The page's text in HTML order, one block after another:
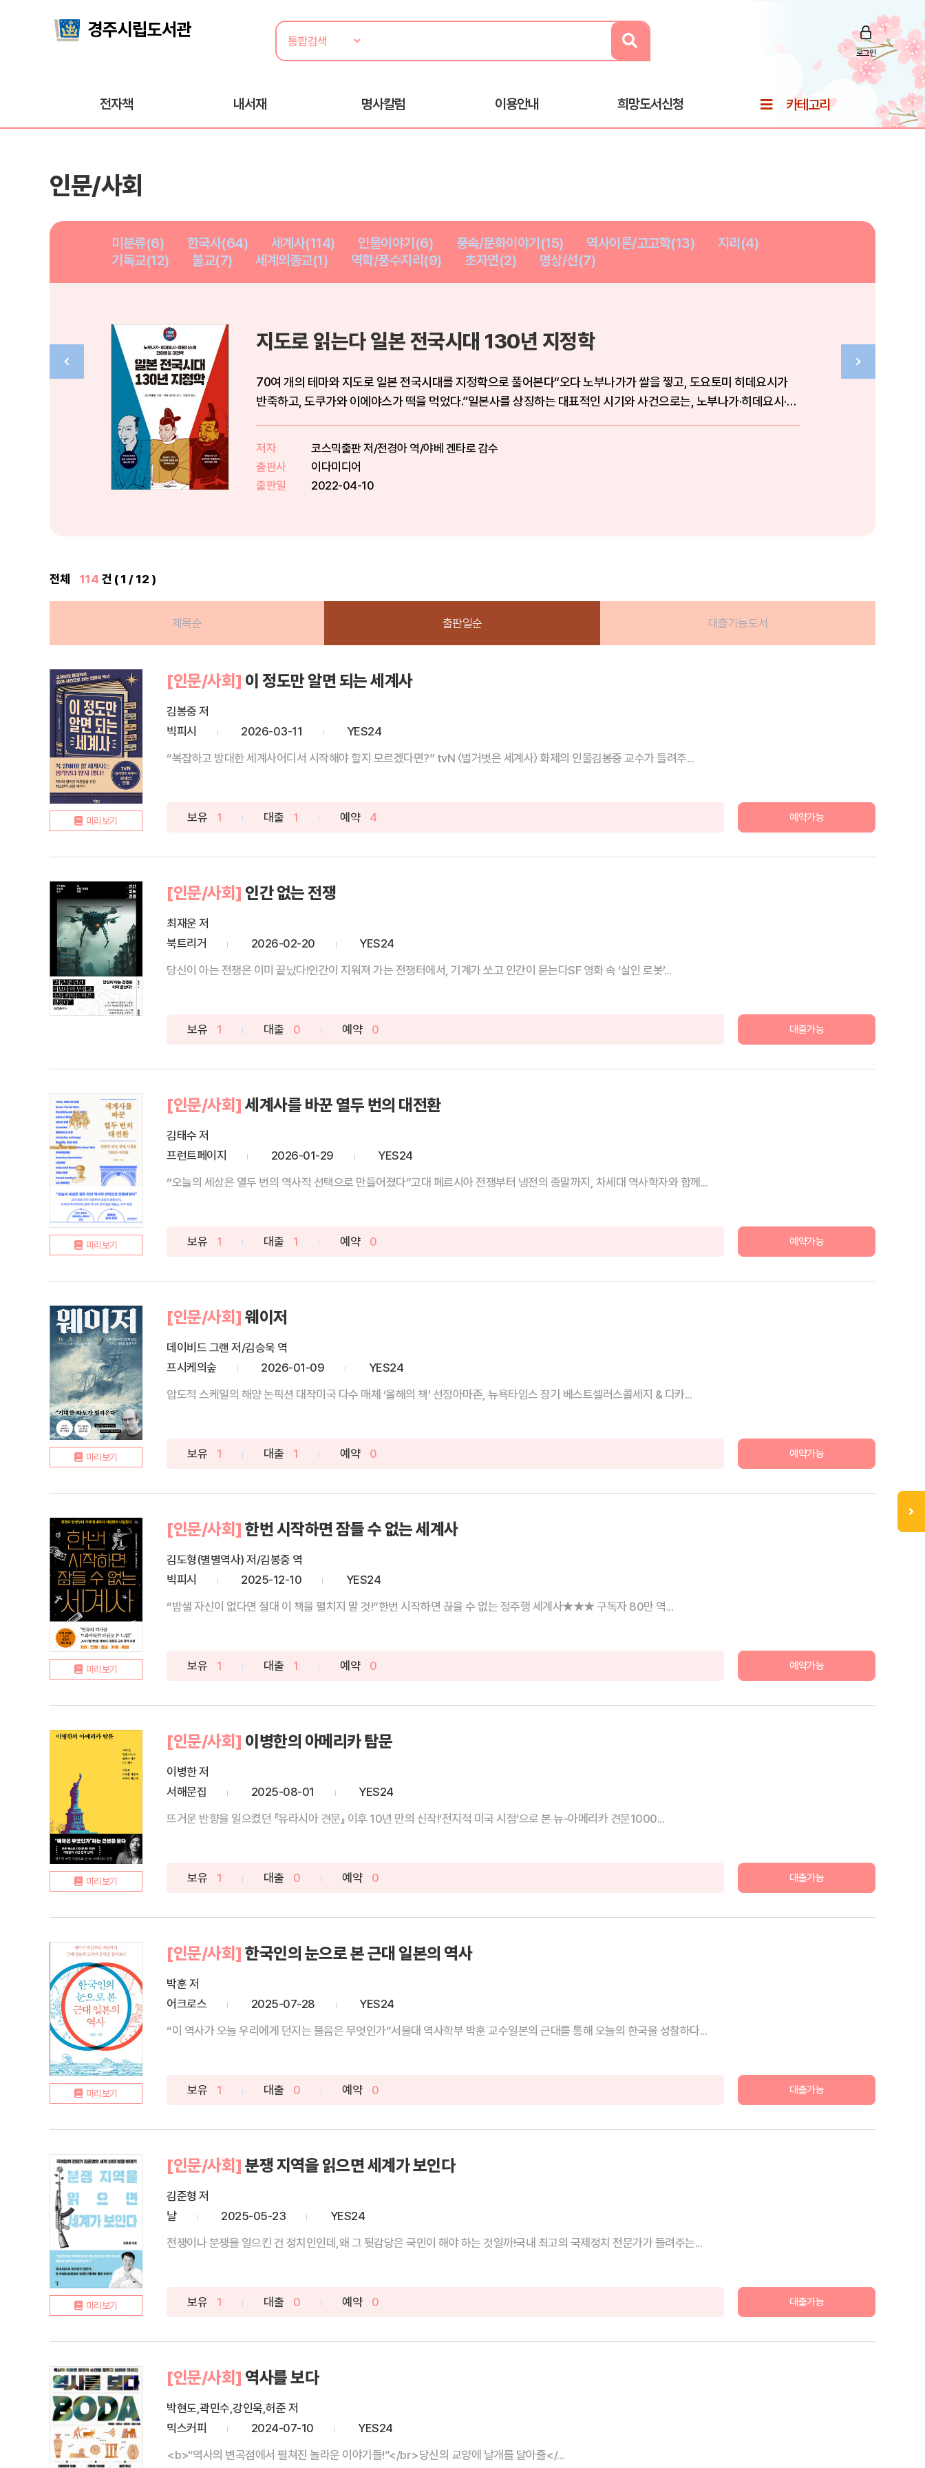
로그인
전자책 내서재 명사칼럼 이용안내 희망도서신청 카테고리
인문/사회
미분류(6) 한국사(64) 세계사(114) 인물이야기(6) 풍속/문화이야기(15) 역사이론/고고학(13)
지리(4)
기독교(12)
불교(7) 세계의종교(1) 역학/풍수지리(9) 초자연(2) 명상/선(7)
지도로 읽는다 일본 전국시대 130년 지정학
70여 개의 테마와 지도로 일본 전국시대를 지정학으로 풀어본다“오다 노부나가가 쌀을 찧고, 도요토미 히데요시가
반죽하고, 도쿠가와 이에야스가 떡을 먹었다.”일본사를 상징하는 대표적인 시기와 사건으로는, 노부나가·히데요시·이
저자
코스믹출판 저/전경아 역/야베 겐타로 감수
출판사
이다미디어
출판일
2022-04-10
전체 114 건 ( 1 / 12 )
제목순 출판일순 대출가능도서
미리보기
[인문/사회] 이 정도만 알면 되는 세계사
김봉중 저
빅피시
2026-03-11
YES24
“복잡하고 방대한 세계사어디서 시작해야 할지 모르겠다면?” tvN 〈벌거벗은 세계사〉 화제의 인물김봉중 교수가 들려주...
보유 1 대출 1 예약 4 예약가능
[인문/사회] 인간 없는 전쟁
최재운 저
북트리거
2026-02-20
YES24
당신이 아는 전쟁은 이미 끝났다!인간이 지워져 가는 전쟁터에서, 기계가 쏘고 인간이 묻는다SF 영화 속 ‘살인 로봇’...
보유 1 대출 0 예약 0 대출가능
미리보기
[인문/사회] 세계사를 바꾼 열두 번의 대전환
김태수 저
프런트페이지
2026-01-29
YES24
“오늘의 세상은 열두 번의 역사적 선택으로 만들어졌다”고대 페르시아 전쟁부터 냉전의 종말까지, 차세대 역사학자와 함께...
보유 1 대출 1 예약 0 예약가능
미리보기
[인문/사회] 웨이저
데이비드 그랜 저/김승욱 역
프시케의숲
2026-01-09
YES24
압도적 스케일의 해양 논픽션 대작미국 다수 매체 ‘올해의 책’ 선정아마존, 뉴욕타임스 장기 베스트셀러스콜세지 & 디카...
보유 1 대출 1 예약 0 예약가능
미리보기
[인문/사회] 한번 시작하면 잠들 수 없는 세계사
김도형(별별역사) 저/김봉중 역
빅피시
2025-12-10
YES24
“밤샐 자신이 없다면 절대 이 책을 펼치지 말 것!”한번 시작하면 끊을 수 없는 정주행 세계사★★★ 구독자 80만 역...
보유 1 대출 1 예약 0 예약가능
미리보기
[인문/사회] 이병한의 아메리카 탐문
이병한 저
서해문집
2025-08-01
YES24
뜨거운 반향을 일으켰던 『유라시아 견문』 이후 10년 만의 신작!‘전지적 미국 시점’으로 본 뉴-아메리카 견문1000...
보유 1 대출 0 예약 0 대출가능
미리보기
[인문/사회] 한국인의 눈으로 본 근대 일본의 역사
박훈 저
어크로스
2025-07-28
YES24
“이 역사가 오늘 우리에게 던지는 물음은 무엇인가”서울대 역사학부 박훈 교수일본의 근대를 통해 오늘의 한국을 성찰하다...
보유 1 대출 0 예약 0 대출가능
미리보기
[인문/사회] 분쟁 지역을 읽으면 세계가 보인다
김준형 저
날
2025-05-23
YES24
전쟁이나 분쟁을 일으킨 건 정치인인데,왜 그 뒷감당은 국민이 해야 하는 것일까!국내 최고의 국제정치 전문가가 들려주는...
보유 1 대출 0 예약 0 대출가능
[인문/사회] 역사를 보다
박현도,곽민수,강인욱,허준 저
믹스커피
2024-07-10
YES24
<b>“역사의 변곡점에서 펼쳐진 놀라운 이야기들!”</br>당신의 교양에 날개를 달아줄</...